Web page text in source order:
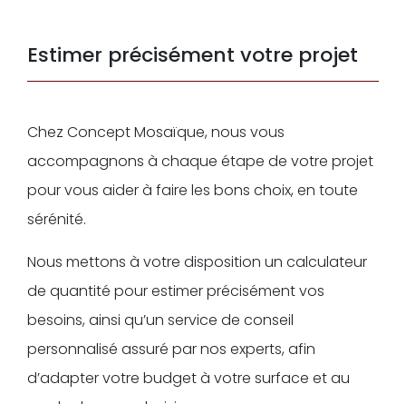
Estimer précisément votre projet
Chez Concept Mosaïque, nous vous
accompagnons à chaque étape de votre projet
pour vous aider à faire les bons choix, en toute
sérénité.
Nous mettons à votre disposition un calculateur
de quantité pour estimer précisément vos
besoins, ainsi qu’un service de conseil
personnalisé assuré par nos experts, afin
d’adapter votre budget à votre surface et au